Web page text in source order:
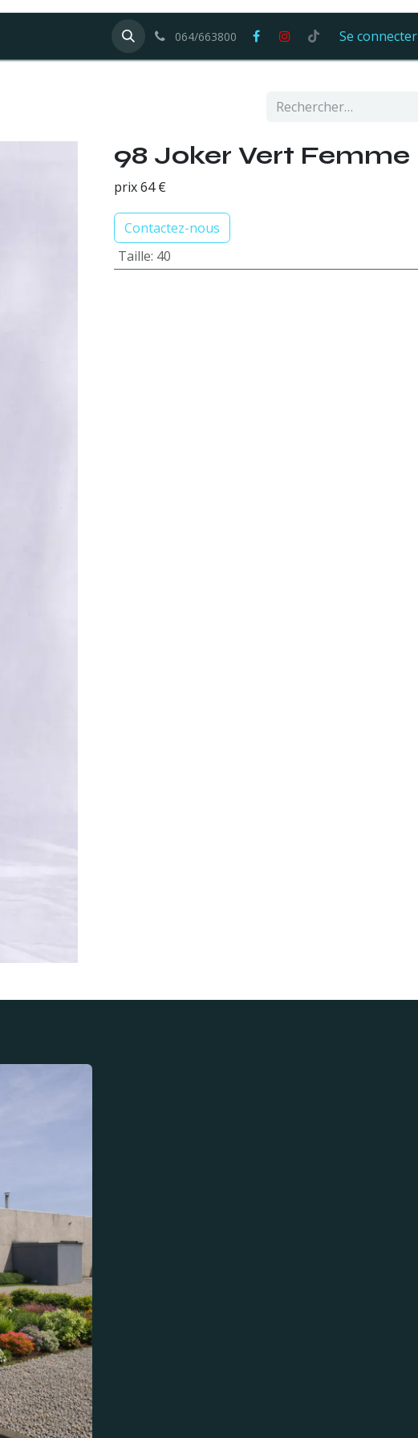
Offres d'emploi 064/663800 Se connecter
98 Joker Vert Femme
prix 64 €
Contactez-nous
Taille: 40